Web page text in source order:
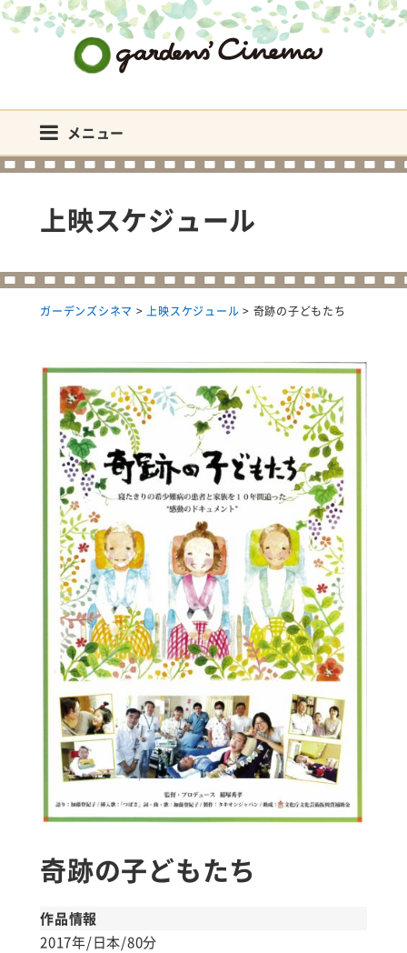
メニュー
上映スケジュール
ガーデンズシネマ >上映スケジュール > 奇跡の子どもたち
奇跡の子どもたち
作品情報
2017年/日本/80分